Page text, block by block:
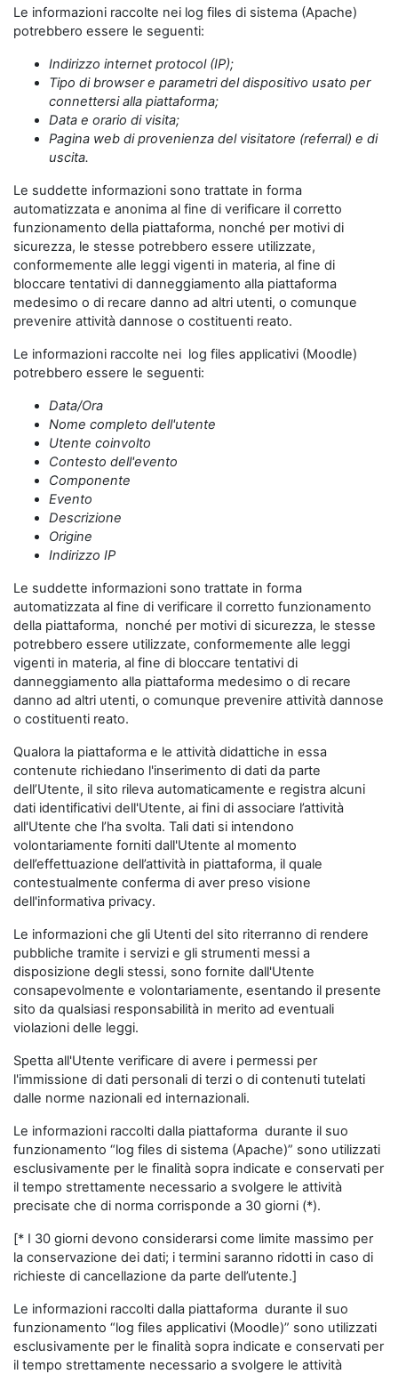
Le informazioni raccolte nei log files di sistema (Apache)
potrebbero essere le seguenti:
Indirizzo internet protocol (IP);
Tipo di browser e parametri del dispositivo usato per
connettersi alla piattaforma;
Data e orario di visita;
Pagina web di provenienza del visitatore (referral) e di
uscita.
Le suddette informazioni sono trattate in forma
automatizzata e anonima al fine di verificare il corretto
funzionamento della piattaforma, nonché per motivi di
sicurezza, le stesse potrebbero essere utilizzate,
conformemente alle leggi vigenti in materia, al fine di
bloccare tentativi di danneggiamento alla piattaforma
medesimo o di recare danno ad altri utenti, o comunque
prevenire attività dannose o costituenti reato.
Le informazioni raccolte nei log files applicativi (Moodle)
potrebbero essere le seguenti:
Data/Ora
Nome completo dell'utente
Utente coinvolto
Contesto dell'evento
Componente
Evento
Descrizione
Origine
Indirizzo IP
Le suddette informazioni sono trattate in forma
automatizzata al fine di verificare il corretto funzionamento
della piattaforma, nonché per motivi di sicurezza, le stesse
potrebbero essere utilizzate, conformemente alle leggi
vigenti in materia, al fine di bloccare tentativi di
danneggiamento alla piattaforma medesimo o di recare
danno ad altri utenti, o comunque prevenire attività dannose
o costituenti reato.
Qualora la piattaforma e le attività didattiche in essa
contenute richiedano l'inserimento di dati da parte
dell’Utente, il sito rileva automaticamente e registra alcuni
dati identificativi dell'Utente, ai fini di associare l’attività
all'Utente che l’ha svolta. Tali dati si intendono
volontariamente forniti dall'Utente al momento
dell’effettuazione dell’attività in piattaforma, il quale
contestualmente conferma di aver preso visione
dell'informativa privacy.
Le informazioni che gli Utenti del sito riterranno di rendere
pubbliche tramite i servizi e gli strumenti messi a
disposizione degli stessi, sono fornite dall'Utente
consapevolmente e volontariamente, esentando il presente
sito da qualsiasi responsabilità in merito ad eventuali
violazioni delle leggi.
Spetta all'Utente verificare di avere i permessi per
l'immissione di dati personali di terzi o di contenuti tutelati
dalle norme nazionali ed internazionali.
Le informazioni raccolti dalla piattaforma durante il suo
funzionamento “log files di sistema (Apache)” sono utilizzati
esclusivamente per le finalità sopra indicate e conservati per
il tempo strettamente necessario a svolgere le attività
precisate che di norma corrisponde a 30 giorni (*).
[* I 30 giorni devono considerarsi come limite massimo per
la conservazione dei dati; i termini saranno ridotti in caso di
richieste di cancellazione da parte dell’utente.]
Le informazioni raccolti dalla piattaforma durante il suo
funzionamento “log files applicativi (Moodle)” sono utilizzati
esclusivamente per le finalità sopra indicate e conservati per
il tempo strettamente necessario a svolgere le attività